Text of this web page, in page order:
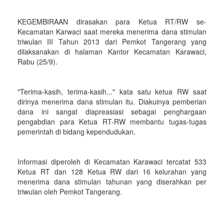
KEGEMBIRAAN dirasakan para Ketua RT/RW se-
Kecamatan Karwaci saat mereka menerima dana stimulan
triwulan III Tahun 2013 dari Pemkot Tangerang yang
dilaksanakan di halaman Kantor Kecamatan Karawaci,
Rabu (25/9).
"Terima-kasih, terima-kasih..." kata satu ketua RW saat
dirinya menerima dana stimulan itu. Diakuinya pemberian
dana ini sangat diapreasiasi sebagai penghargaan
pengabdian para Ketua RT-RW membantu tugas-tugas
pemerintah di bidang kependudukan.
Informasi diperoleh di Kecamatan Karawaci tercatat 533
Ketua RT dan 128 Ketua RW dari 16 kelurahan yang
menerima dana stimulan tahunan yang diserahkan per
triwulan oleh Pemkot Tangerang.